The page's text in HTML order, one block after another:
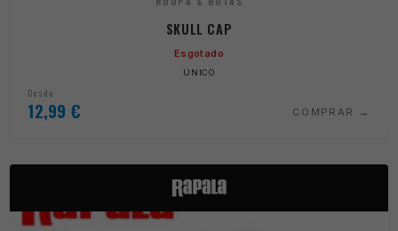
SKULL CAP
Esgotado
ÚNICO
Desde
12,99 € COMPRAR